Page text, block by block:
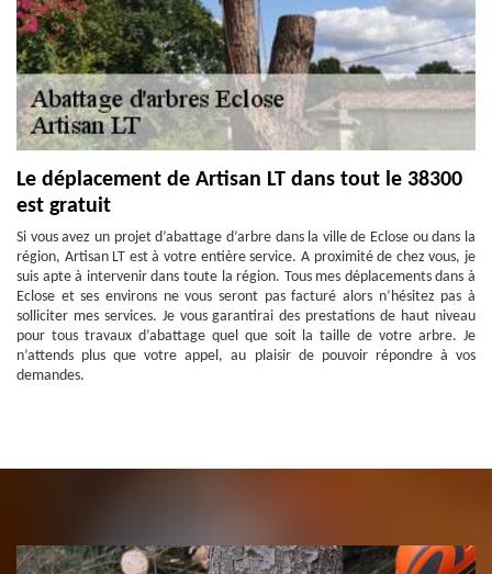
Le déplacement de Artisan LT dans tout le 38300
est gratuit
Si vous avez un projet d’abattage d’arbre dans la ville de Eclose ou dans la
région, Artisan LT est à votre entière service. A proximité de chez vous, je
suis apte à intervenir dans toute la région. Tous mes déplacements dans à
Eclose et ses environs ne vous seront pas facturé alors n’hésitez pas à
solliciter mes services. Je vous garantirai des prestations de haut niveau
pour tous travaux d’abattage quel que soit la taille de votre arbre. Je
n’attends plus que votre appel, au plaisir de pouvoir répondre à vos
demandes.